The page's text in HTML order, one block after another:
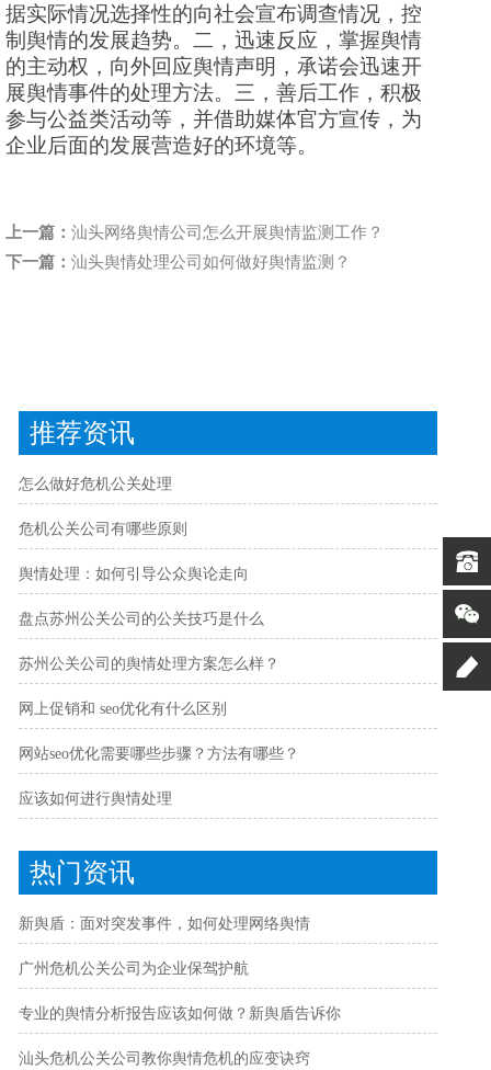
据实际情况选择性的向社会宣布调查情况，控
制舆情的发展趋势。二，迅速反应，掌握舆情
的主动权，向外回应舆情声明，承诺会迅速开
展舆情事件的处理方法。三，善后工作，积极
参与公益类活动等，并借助媒体官方宣传，为
企业后面的发展营造好的环境等。
上一篇： 汕头网络舆情公司怎么开展舆情监测工作？
下一篇： 汕头舆情处理公司如何做好舆情监测？
推荐资讯
怎么做好危机公关处理
危机公关公司有哪些原则
舆情处理：如何引导公众舆论走向
盘点苏州公关公司的公关技巧是什么
苏州公关公司的舆情处理方案怎么样？
网上促销和 seo优化有什么区别
网站seo优化需要哪些步骤？方法有哪些？
应该如何进行舆情处理
热门资讯
新舆盾：面对突发事件，如何处理网络舆情
广州危机公关公司为企业保驾护航
专业的舆情分析报告应该如何做？新舆盾告诉你
汕头危机公关公司教你舆情危机的应变诀窍